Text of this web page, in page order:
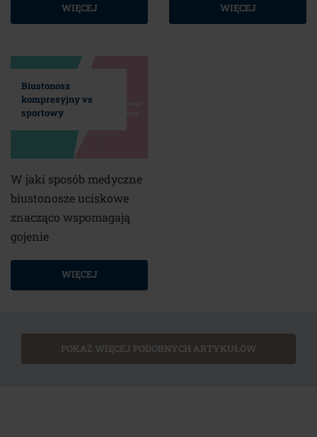
WIĘCEJ WIĘCEJ
Biustonosz
kompresyjny vs
sportowy
W jaki sposób medyczne
biustonosze uciskowe
znacząco wspomagają
gojenie
WIĘCEJ
POKAŻ WIĘCEJ PODOBNYCH ARTYKUŁÓW